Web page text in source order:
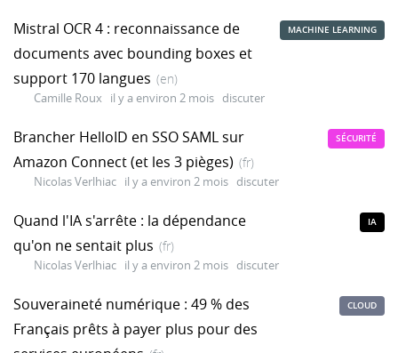
Mistral OCR 4 : reconnaissance de
documents avec bounding boxes et
support 170 langues (en)
Camille Roux il y a environ 2 mois discuter
MACHINE LEARNING
Brancher HelloID en SSO SAML sur
Amazon Connect (et les 3 pièges) (fr)
Nicolas Verlhiac il y a environ 2 mois discuter
SÉCURITÉ
Quand l'IA s'arrête : la dépendance
qu'on ne sentait plus (fr)
Nicolas Verlhiac il y a environ 2 mois discuter
IA
Souveraineté numérique : 49 % des
Français prêts à payer plus pour des
CLOUD